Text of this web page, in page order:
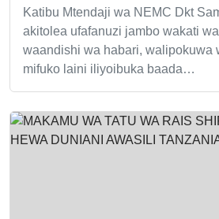
Katibu Mtendaji wa NEMC Dkt
akitolea ufafanuzi jambo wakati
waandishi wa habari, walipokuwa
mifuko laini iliyoibuka baada…